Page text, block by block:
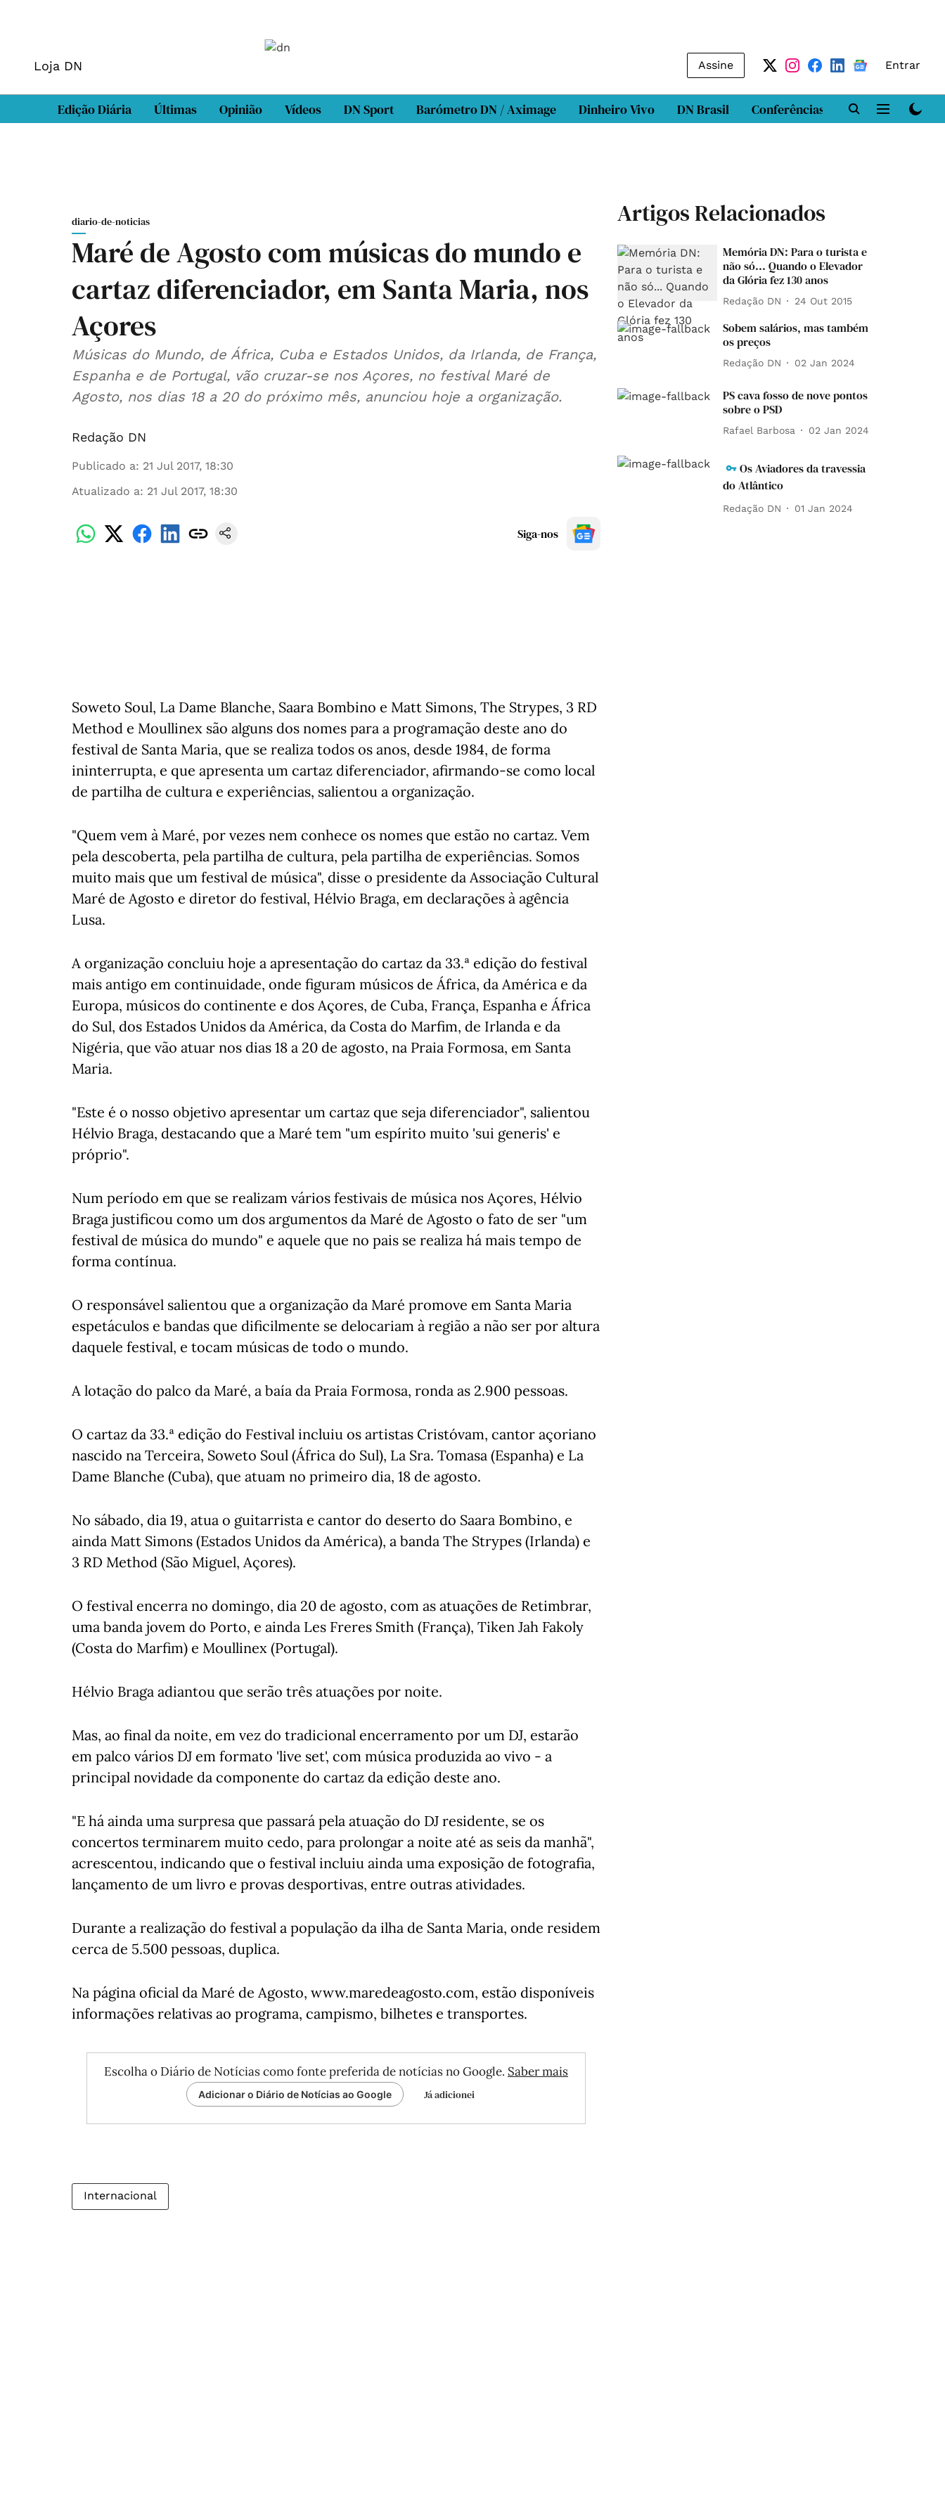
Loja DN Assine Entrar
Edição Diária Últimas Opinião Vídeos DN Sport Barómetro DN / Aximage Dinheiro Vivo DN Brasil Conferências DN LAB
diario-de-noticias
Maré de Agosto com músicas do mundo e
cartaz diferenciador, em Santa Maria, nos
Açores
Músicas do Mundo, de África, Cuba e Estados Unidos, da Irlanda, de França,
Espanha e de Portugal, vão cruzar-se nos Açores, no festival Maré de
Agosto, nos dias 18 a 20 do próximo mês, anunciou hoje a organização.
Redação DN
Publicado a: 21 Jul 2017, 18:30
Atualizado a: 21 Jul 2017, 18:30
Siga-nos
Soweto Soul, La Dame Blanche, Saara Bombino e Matt Simons, The Strypes, 3 RD
Method e Moullinex são alguns dos nomes para a programação deste ano do
festival de Santa Maria, que se realiza todos os anos, desde 1984, de forma
ininterrupta, e que apresenta um cartaz diferenciador, afirmando-se como local
de partilha de cultura e experiências, salientou a organização.
"Quem vem à Maré, por vezes nem conhece os nomes que estão no cartaz. Vem
pela descoberta, pela partilha de cultura, pela partilha de experiências. Somos
muito mais que um festival de música", disse o presidente da Associação Cultural
Maré de Agosto e diretor do festival, Hélvio Braga, em declarações à agência
Lusa.
A organização concluiu hoje a apresentação do cartaz da 33.ª edição do festival
mais antigo em continuidade, onde figuram músicos de África, da América e da
Europa, músicos do continente e dos Açores, de Cuba, França, Espanha e África
do Sul, dos Estados Unidos da América, da Costa do Marfim, de Irlanda e da
Nigéria, que vão atuar nos dias 18 a 20 de agosto, na Praia Formosa, em Santa
Maria.
"Este é o nosso objetivo apresentar um cartaz que seja diferenciador", salientou
Hélvio Braga, destacando que a Maré tem "um espírito muito 'sui generis' e
próprio".
Num período em que se realizam vários festivais de música nos Açores, Hélvio
Braga justificou como um dos argumentos da Maré de Agosto o fato de ser "um
festival de música do mundo" e aquele que no pais se realiza há mais tempo de
forma contínua.
O responsável salientou que a organização da Maré promove em Santa Maria
espetáculos e bandas que dificilmente se delocariam à região a não ser por altura
daquele festival, e tocam músicas de todo o mundo.
A lotação do palco da Maré, a baía da Praia Formosa, ronda as 2.900 pessoas.
O cartaz da 33.ª edição do Festival incluiu os artistas Cristóvam, cantor açoriano
nascido na Terceira, Soweto Soul (África do Sul), La Sra. Tomasa (Espanha) e La
Dame Blanche (Cuba), que atuam no primeiro dia, 18 de agosto.
No sábado, dia 19, atua o guitarrista e cantor do deserto do Saara Bombino, e
ainda Matt Simons (Estados Unidos da América), a banda The Strypes (Irlanda) e
3 RD Method (São Miguel, Açores).
O festival encerra no domingo, dia 20 de agosto, com as atuações de Retimbrar,
uma banda jovem do Porto, e ainda Les Freres Smith (França), Tiken Jah Fakoly
(Costa do Marfim) e Moullinex (Portugal).
Hélvio Braga adiantou que serão três atuações por noite.
Mas, ao final da noite, em vez do tradicional encerramento por um DJ, estarão
em palco vários DJ em formato 'live set', com música produzida ao vivo - a
principal novidade da componente do cartaz da edição deste ano.
"E há ainda uma surpresa que passará pela atuação do DJ residente, se os
concertos terminarem muito cedo, para prolongar a noite até as seis da manhã",
acrescentou, indicando que o festival incluiu ainda uma exposição de fotografia,
lançamento de um livro e provas desportivas, entre outras atividades.
Durante a realização do festival a população da ilha de Santa Maria, onde residem
cerca de 5.500 pessoas, duplica.
Na página oficial da Maré de Agosto, www.maredeagosto.com, estão disponíveis
informações relativas ao programa, campismo, bilhetes e transportes.
Escolha o Diário de Notícias como fonte preferida de notícias no Google. Saber mais
Adicionar o Diário de Notícias ao Google Já adicionei
Internacional
Artigos Relacionados
Memória DN: Para o turista e
não só... Quando o Elevador
da Glória fez 130 anos
Redação DN 24 Out 2015
Sobem salários, mas também
os preços
Redação DN 02 Jan 2024
PS cava fosso de nove pontos
sobre o PSD
Rafael Barbosa 02 Jan 2024
Os Aviadores da travessia
do Atlântico
Redação DN 01 Jan 2024